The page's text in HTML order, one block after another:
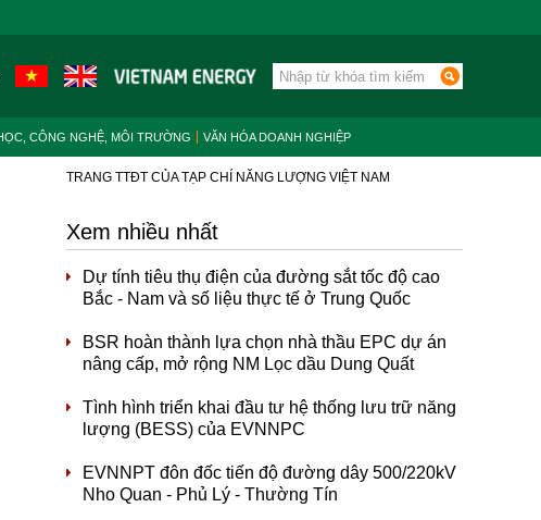
CÔNG NGHỆ, MÔI TRƯỜNG VĂN HÓA DOANH NGHIỆP
TRANG TTĐT CỦA TẠP CHÍ NĂNG LƯỢNG VIỆT NAM
Xem nhiều nhất
Dự tính tiêu thụ điện của đường sắt tốc độ cao
Bắc - Nam và số liệu thực tế ở Trung Quốc
BSR hoàn thành lựa chọn nhà thầu EPC dự án
nâng cấp, mở rộng NM Lọc dầu Dung Quất
Tình hình triển khai đầu tư hệ thống lưu trữ năng
lượng (BESS) của EVNNPC
EVNNPT đôn đốc tiến độ đường dây 500/220kV
Nho Quan - Phủ Lý - Thường Tín